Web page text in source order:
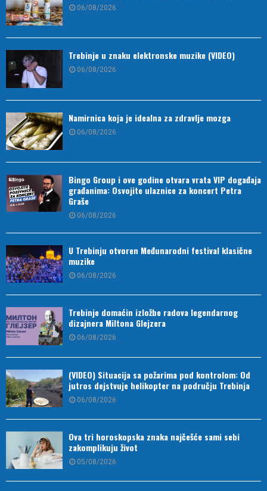
06/08/2026
Trebinje u znaku elektronske muzike (VIDEO)
06/08/2026
Namirnica koja je idealna za zdravlje mozga
06/08/2026
Bingo Group i ove godine otvara vrata VIP događaja
građanima: Osvojite ulaznice za koncert Petra
Graše
06/08/2026
U Trebinju otvoren Međunarodni festival klasične
muzike
06/08/2026
Trebinje domaćin izložbe radova legendarnog
dizajnera Miltona Glejzera
06/08/2026
(VIDEO) Situacija sa požarima pod kontrolom: Od
jutros dejstvuje helikopter na području Trebinja
06/08/2026
Ova tri horoskopska znaka najčešće sami sebi
zakomplikuju život
05/08/2026